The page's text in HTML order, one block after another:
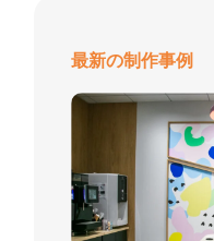
最新の制作事例